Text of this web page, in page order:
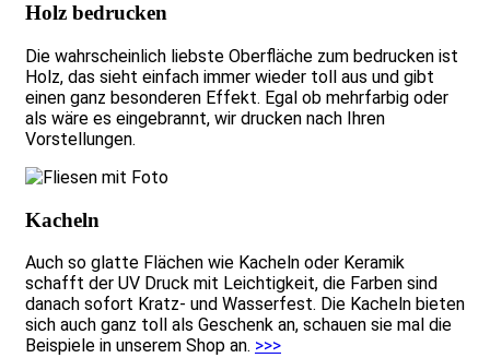
Holz bedrucken
Die wahrscheinlich liebste Oberfläche zum bedrucken ist
Holz, das sieht einfach immer wieder toll aus und gibt
einen ganz besonderen Effekt. Egal ob mehrfarbig oder
als wäre es eingebrannt, wir drucken nach Ihren
Vorstellungen.
Kacheln
Auch so glatte Flächen wie Kacheln oder Keramik
schafft der UV Druck mit Leichtigkeit, die Farben sind
danach sofort Kratz- und Wasserfest. Die Kacheln bieten
sich auch ganz toll als Geschenk an, schauen sie mal die
Beispiele in unserem Shop an. >>>